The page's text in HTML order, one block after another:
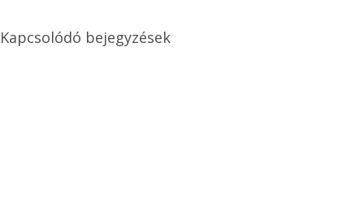
Kapcsolódó bejegyzések